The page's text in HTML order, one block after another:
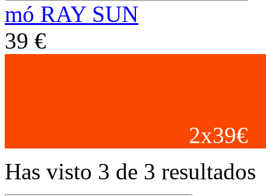
mó RAY SUN
39 €
2x39€
Has visto 3 de 3 resultados